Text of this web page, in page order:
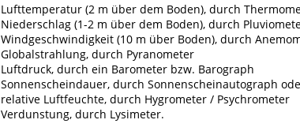
Lufttemperatur (2 m über dem Boden), durch
Niederschlag (1-2 m über dem Boden), durch
Windgeschwindigkeit (10 m über Boden), durch
Globalstrahlung, durch Pyranometer
Luftdruck, durch ein Barometer bzw. Barograph
Sonnenscheindauer, durch Sonnenscheinautograph
relative Luftfeuchte, durch Hygrometer / Psychrometer
Verdunstung, durch Lysimeter.